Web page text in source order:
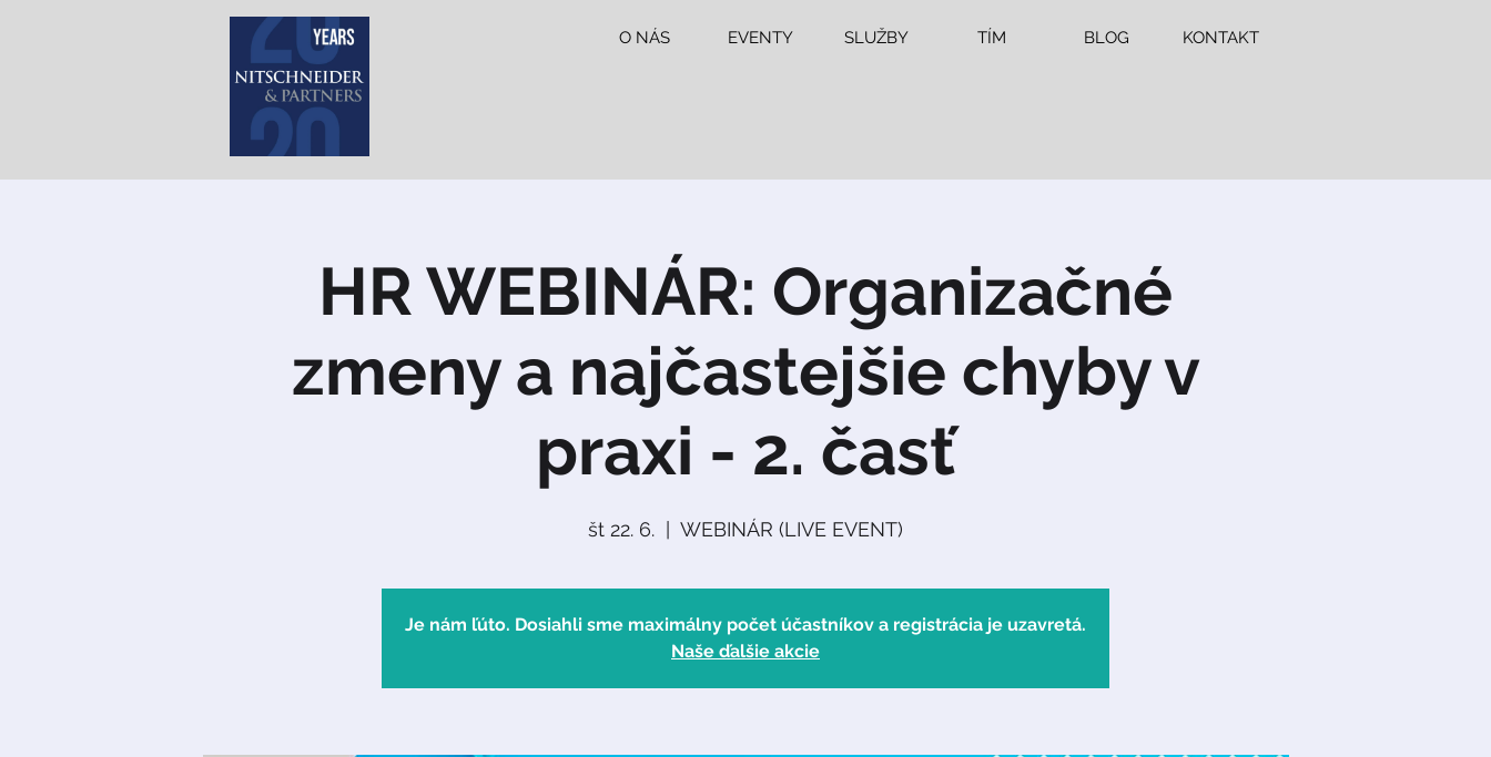
O NÁS EVENTY SLUŽBY TÍM BLOG KONTAKT
HR WEBINÁR: Organizačné
zmeny a najčastejšie chyby v
praxi - 2. časť
št 22. 6. WEBINÁR (LIVE EVENT)
Je nám ľúto. Dosiahli sme maximálny počet účastníkov a registrácia je uzavretá.
Naše ďalšie akcie